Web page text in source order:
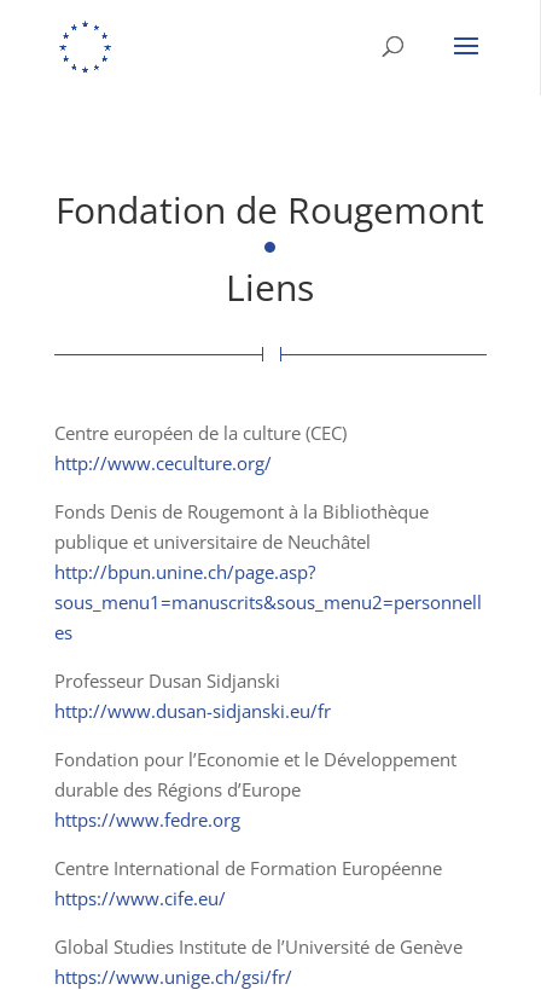
Fondation de Rougemont
Liens
Centre européen de la culture (CEC)
http://www.ceculture.org/
Fonds Denis de Rougemont à la Bibliothèque
publique et universitaire de Neuchâtel
http://bpun.unine.ch/page.asp?
sous_menu1=manuscrits&sous_menu2=personnell
es
Professeur Dusan Sidjanski
http://www.dusan-sidjanski.eu/fr
Fondation pour l’Economie et le Développement
durable des Régions d’Europe
https://www.fedre.org
Centre International de Formation Européenne
https://www.cife.eu/
Global Studies Institute de l’Université de Genève
https://www.unige.ch/gsi/fr/